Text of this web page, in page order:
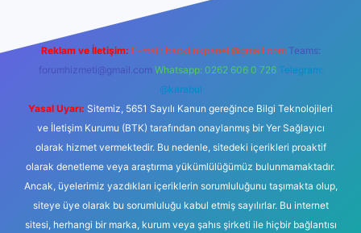
Reklam ve İletişim: E-mail: backlinkpaneli@gmail.com Teams:
forumhizmeti@gmail.com Whatsapp: 0262 606 0 726 Telegram:
@karabul
Yasal Uyarı: Sitemiz, 5651 Sayılı Kanun gereğince Bilgi Teknolojileri
ve İletişim Kurumu (BTK) tarafından onaylanmış bir Yer Sağlayıcı
olarak hizmet vermektedir. Bu nedenle, sitedeki içerikleri proaktif
olarak denetleme veya araştırma yükümlülüğümüz bulunmamaktadır.
Ancak, üyelerimiz yazdıkları içeriklerin sorumluluğunu taşımakta olup,
siteye üye olarak bu sorumluluğu kabul etmiş sayılırlar. Bu internet
sitesi, herhangi bir marka, kurum veya şahıs şirketi ile hiçbir bağlantısı